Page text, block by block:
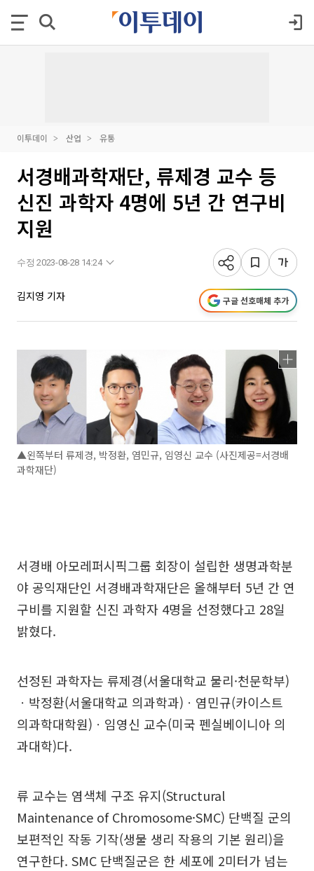
이투데이 산업 유통
서경배과학재단, 류제경 교수 등
신진 과학자 4명에 5년 간 연구비
지원
수정 2023-08-28 14:24
김지영 기자 구글 선호매체 추가
▲왼쪽부터 류제경, 박정환, 염민규, 임영신 교수 (사진제공=서경배
과학재단)
서경배 아모레퍼시픽그룹 회장이 설립한 생명과학분
야 공익재단인 서경배과학재단은 올해부터 5년 간 연
구비를 지원할 신진 과학자 4명을 선정했다고 28일
밝혔다.
선정된 과학자는 류제경(서울대학교 물리·천문학부)
ㆍ박정환(서울대학교 의과학과)ㆍ염민규(카이스트
의과학대학원)ㆍ임영신 교수(미국 펜실베이니아 의
과대학)다.
류 교수는 염색체 구조 유지(Structural
Maintenance of Chromosome·SMC) 단백질 군의
보편적인 작동 기작(생물 생리 작용의 기본 원리)을
연구한다. SMC 단백질군은 한 세포에 2미터가 넘는